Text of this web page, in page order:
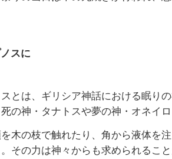
とは、ギリシア神話における眠り
の神・タナトスや夢の神・オネイ
木の枝で触れたり、角から液体を
その力は神々からも求められるこ